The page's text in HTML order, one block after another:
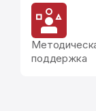
поддержка